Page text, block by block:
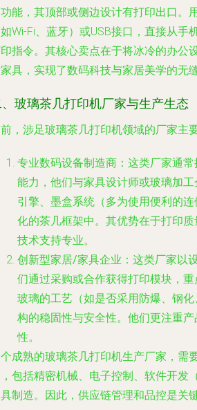
能，其顶部或侧边设计有打印出口。
Wi-Fi、蓝牙）或USB接口，直接从手
指令。其核心卖点在于将冰冷的办公
具，实现了数码科技与家居美学的无缝
玻璃茶几打印机厂家与生产生态
，涉足玻璃茶几打印机领域的厂家主
专业数码设备制造商 ：这类厂家通
能力，他们与家具设计师或玻璃加
引擎、墨盒系统（多为使用便利的
化的茶几框架中。其优势在于打印
技术支持专业。
创新型家居/家具企业 ：这类厂家以
们通过采购或合作获得打印模块，
玻璃的工艺（如是否采用防爆、钢
构的稳固性与安全性。他们更注重
性。
成熟的玻璃茶几打印机生产厂家，需
包括精密机械、电子控制、软件开发
制造。因此，供应链管理和品控是关键